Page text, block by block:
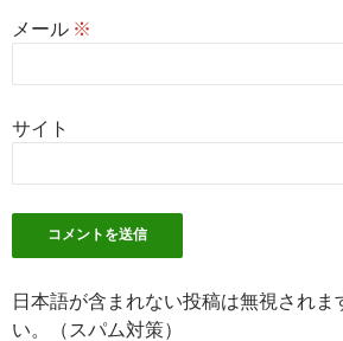
メール ※
サイト
日本語が含まれない投稿は無視されま
い。（スパム対策）